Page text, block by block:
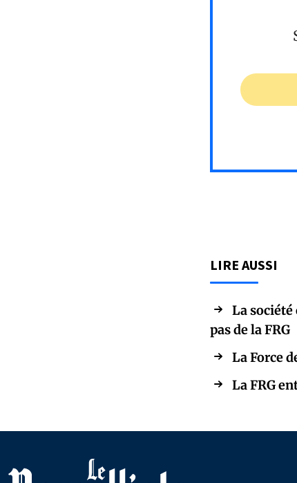
LIRE AUSSI
La
pas de la FRG
La Force
La FRG